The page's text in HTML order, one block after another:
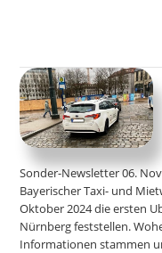
Sonder-Newsletter 06.
Bayerischer Taxi- und
Oktober 2024 die ersten
Nürnberg feststellen.
Informationen stammen